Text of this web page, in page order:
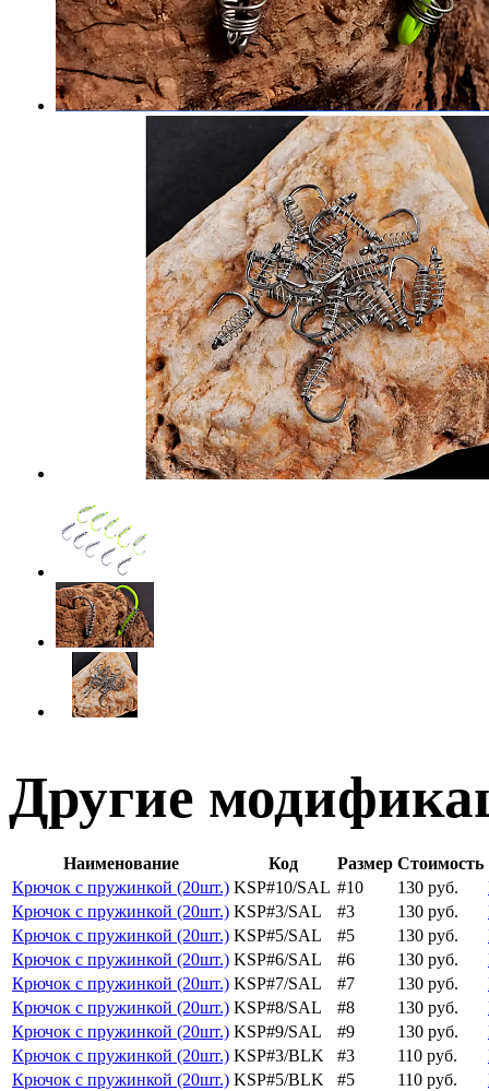
Другие
Наименование Код Размер Стоимость
Крючок с пружинкой (20шт.) KSP#10/SAL #10 130 руб.
Крючок с пружинкой (20шт.) KSP#3/SAL #3 130 руб.
Крючок с пружинкой (20шт.) KSP#5/SAL #5 130 руб.
Крючок с пружинкой (20шт.) KSP#6/SAL #6 130 руб.
Крючок с пружинкой (20шт.) KSP#7/SAL #7 130 руб.
Крючок с пружинкой (20шт.) KSP#8/SAL #8 130 руб.
Крючок с пружинкой (20шт.) KSP#9/SAL #9 130 руб.
Крючок с пружинкой (20шт.) KSP#3/BLK #3 110 руб.
Крючок с пружинкой (20шт.) KSP#5/BLK #5 110 руб.